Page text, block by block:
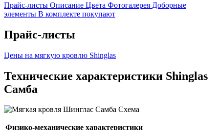
Прайс-листы Описание Цвета Фотогалерея Доборные
элементы В комплекте покупают
Прайс-листы
Цены на мягкую кровлю Shinglas
Технические характеристики Shinglas
Самба
Физико-механические характеристики